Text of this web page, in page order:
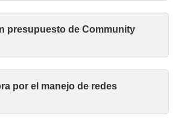
presupuesto de Community
por el manejo de redes